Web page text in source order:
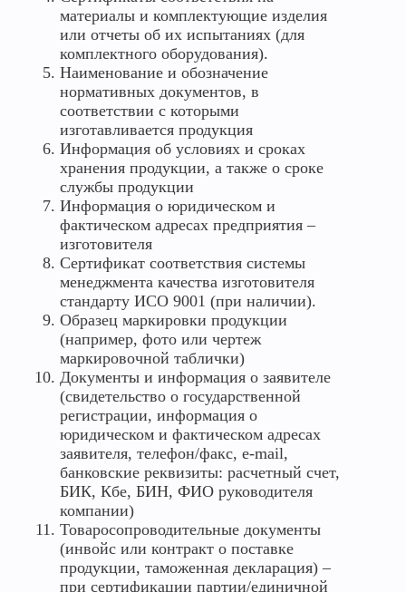
материалы и комплектующие изделия
или отчеты об их испытаниях (для
комплектного оборудования).
Наименование и обозначение
нормативных документов, в
соответствии с которыми
изготавливается продукция
Информация об условиях и сроках
хранения продукции, а также о сроке
службы продукции
Информация о юридическом и
фактическом адресах предприятия –
изготовителя
Сертификат соответствия системы
менеджмента качества изготовителя
стандарту ИСО 9001 (при наличии).
Образец маркировки продукции
(например, фото или чертеж
маркировочной таблички)
Документы и информация о заявителе
(свидетельство о государственной
регистрации, информация о
юридическом и фактическом адресах
заявителя, телефон/факс, e-mail,
банковские реквизиты: расчетный счет,
БИК, Кбе, БИН, ФИО руководителя
компании)
Товаросопроводительные документы
(инвойс или контракт о поставке
продукции, таможенная декларация) –
при сертификации партии/единичной